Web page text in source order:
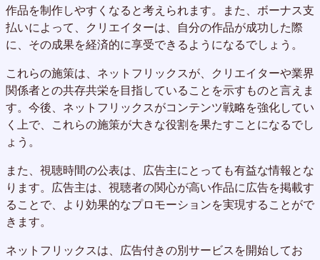
作品を制作しやすくなると考えられます。また、ボーナス支
払いによって、クリエイターは、自分の作品が成功した際
に、その成果を経済的に享受できるようになるでしょう。
これらの施策は、ネットフリックスが、クリエイターや業界
関係者との共存共栄を目指していることを示すものと言えま
す。今後、ネットフリックスがコンテンツ戦略を強化してい
く上で、これらの施策が大きな役割を果たすことになるでし
ょう。
また、視聴時間の公表は、広告主にとっても有益な情報とな
ります。広告主は、視聴者の関心が高い作品に広告を掲載す
ることで、より効果的なプロモーションを実現することがで
きます。
ネットフリックスは、広告付きの別サービスを開始してお